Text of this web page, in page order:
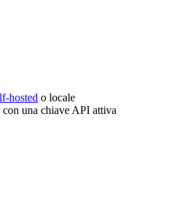
hosted o locale
con una chiave API attiva